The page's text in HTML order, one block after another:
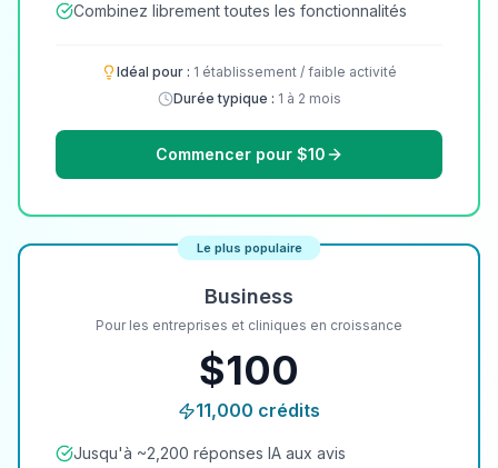
Combinez librement toutes les fonctionnalités
Idéal pour : 1 établissement / faible activité
Durée typique : 1 à 2 mois
Commencer pour $10
Le plus populaire
Business
Pour les entreprises et cliniques en croissance
$100
11,000 crédits
Jusqu'à ~2,200 réponses IA aux avis